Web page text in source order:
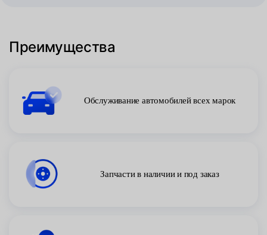
Преимущества
Обслуживание автомобилей всех марок
Запчасти в наличии и под заказ